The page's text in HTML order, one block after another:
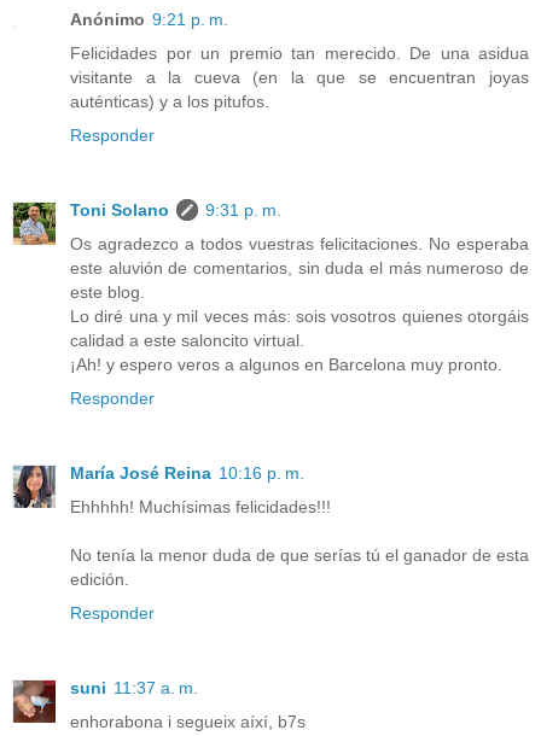
Anónimo 9:21 p. m.
Felicidades por un premio tan merecido. De una asidua
visitante a la cueva (en la que se encuentran joyas
auténticas) y a los pitufos.
Responder
Toni Solano
9:31 p. m.
Os agradezco a todos vuestras felicitaciones. No esperaba
este aluvión de comentarios, sin duda el más numeroso de
este blog.
Lo diré una y mil veces más: sois vosotros quienes otorgáis
calidad a este saloncito virtual.
¡Ah! y espero veros a algunos en Barcelona muy pronto.
Responder
María José Reina 10:16 p. m.
Ehhhhh! Muchísimas felicidades!!!
No tenía la menor duda de que serías tú el ganador de esta
edición.
Responder
suni 11:37 a. m.
enhorabona i segueix aíxí, b7s